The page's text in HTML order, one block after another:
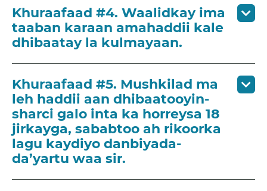
Khuraafaad #4. Waalidkay ima
taaban karaan amahaddii kale
dhibaatay la kulmayaan.
Khuraafaad #5. Mushkilad ma
leh haddii aan dhibaatooyin-
sharci galo inta ka horreysa 18
jirkayga, sababtoo ah rikoorka
lagu kaydiyo danbiyada-
da’yartu waa sir.